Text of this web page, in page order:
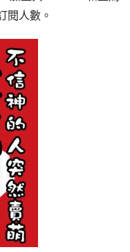
閱人數。